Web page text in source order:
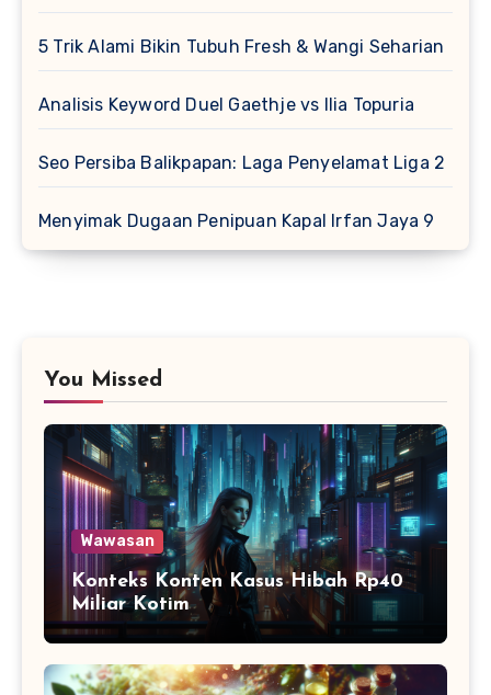
5 Trik Alami Bikin Tubuh Fresh & Wangi Seharian
Analisis Keyword Duel Gaethje vs Ilia Topuria
Seo Persiba Balikpapan: Laga Penyelamat Liga 2
Menyimak Dugaan Penipuan Kapal Irfan Jaya 9
You Missed
Wawasan
Konteks Konten Kasus Hibah Rp40
Miliar Kotim